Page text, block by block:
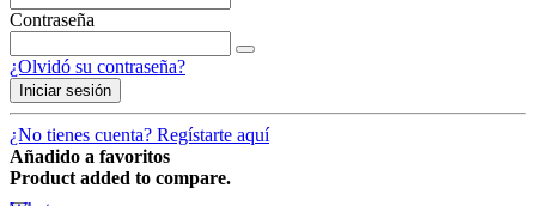
Contraseña
¿Olvidó su contraseña?
Iniciar sesión
¿No tienes cuenta? Regístarte aquí
Añadido a favoritos
Product added to compare.